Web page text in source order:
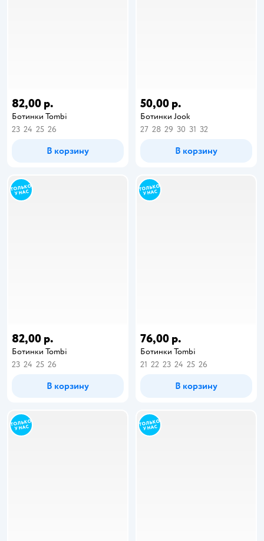
82,00 р.
Ботинки Tombi
23 24 25 26
В корзину
50,00 р.
Ботинки Jook
27 28 29 30 31 32
В корзину
82,00 р.
Ботинки Tombi
23 24 25 26
В корзину
76,00 р.
Ботинки Tombi
21 22 23 24 25 26
В корзину